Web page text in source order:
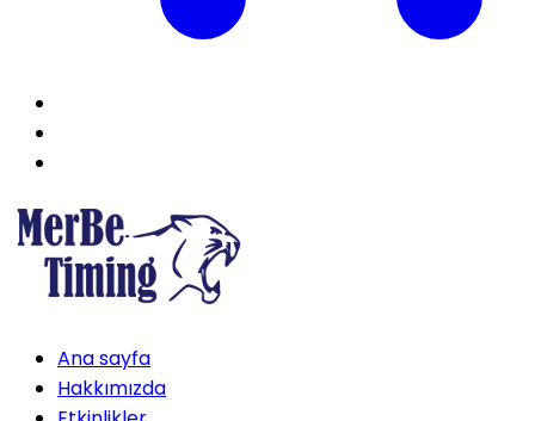
Ana sayfa
Hakkımızda